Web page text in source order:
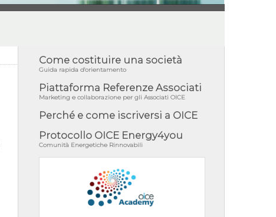
Come costituire una società
Guida rapida d'orientamento
Piattaforma Referenze Associati
Marketing e collaborazione per gli Associati OICE
Perché e come iscriversi a OICE
Protocollo OICE Energy4you
Comunità Energetiche Rinnovabili